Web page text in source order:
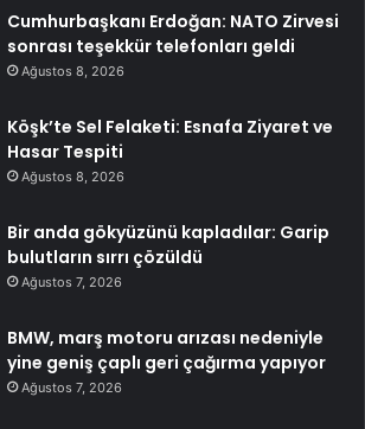
Cumhurbaşkanı Erdoğan: NATO Zirvesi
sonrası teşekkür telefonları geldi
Ağustos 8, 2026
Köşk’te Sel Felaketi: Esnafa Ziyaret ve
Hasar Tespiti
Ağustos 8, 2026
Bir anda gökyüzünü kapladılar: Garip
bulutların sırrı çözüldü
Ağustos 7, 2026
BMW, marş motoru arızası nedeniyle
yine geniş çaplı geri çağırma yapıyor
Ağustos 7, 2026